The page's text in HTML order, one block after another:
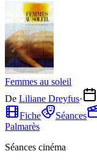
Femmes au soleil
De Liliane Dreyfus·
Fiche
Séances
Palmarès
Séances cinéma